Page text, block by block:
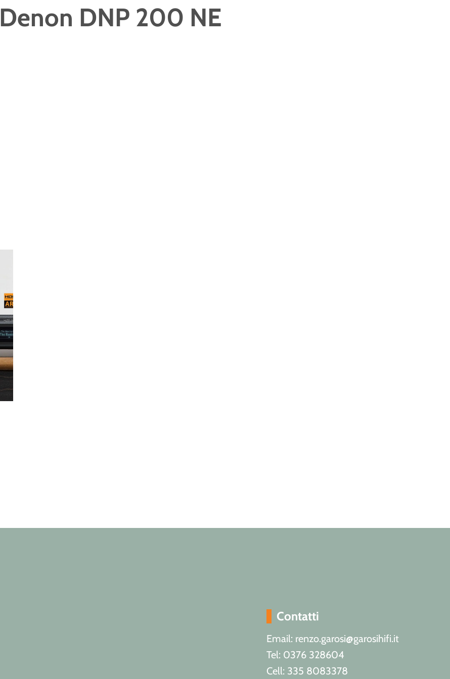
Denon DNP 200 NE
Contatti
Email: renzo.garosi@garosihifi.it
Tel: 0376 328604
Cell: 335 8083378